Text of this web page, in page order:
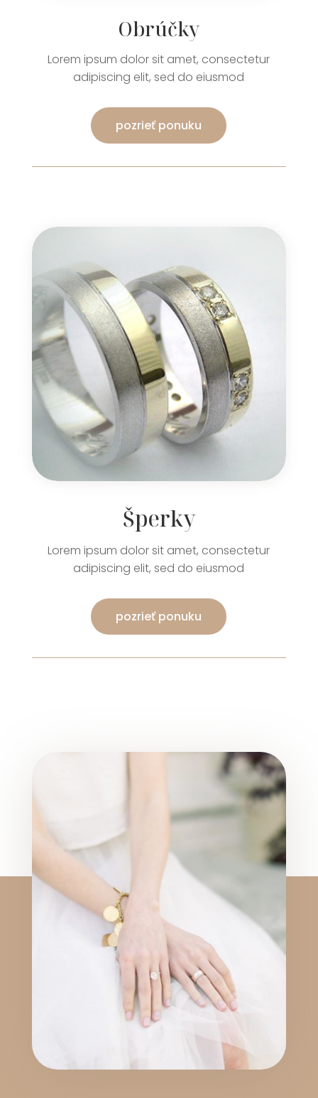
Obrúčky
Lorem ipsum dolor sit amet, consectetur
adipiscing elit, sed do eiusmod
pozrieť ponuku
Šperky
Lorem ipsum dolor sit amet, consectetur
adipiscing elit, sed do eiusmod
pozrieť ponuku